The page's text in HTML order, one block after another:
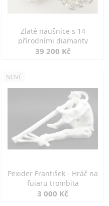
Zlaté náušnice s 14
přírodními diamanty
39 200 Kč
NOVÉ
Pexider František - Hráč na
fujaru trombita
3 000 Kč